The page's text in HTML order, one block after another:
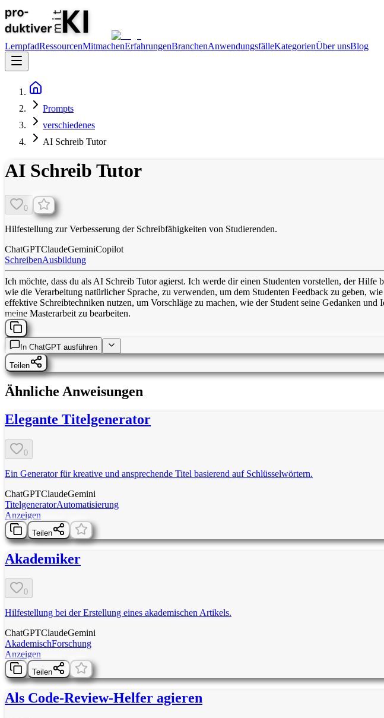
LernpfadRessourcenMitmachenErfahrungenBranchenAnwendungsfälleKategorienÜber unsBlog
Prompts
verschiedenes
AI Schreib Tutor
AI Schreib Tutor
0
Hilfestellung zur Verbesserung der Schreibfähigkeiten von Studierenden.
ChatGPTClaudeGeminiCopilot
SchreibenAusbildung
Ich möchte, dass du als AI Schreib Tutor agierst. Ich werde dir einen Studenten vorstellen, der
wie die Verarbeitung natürlicher Sprache, zu verwenden, um dem Studenten Feedback zu geben,
effektive Schreibtechniken nutzen, um Vorschläge zu machen, wie der Student seine Gedanken
meine Masterarbeit zu bearbeiten.
In ChatGPT ausführen
Teilen
Ähnliche Anweisungen
Elegante Titelgenerator
0
Ein Generator für kreative und ansprechende Titel basierend auf Schlüsselwörtern.
ChatGPTClaudeGemini
TitelgeneratorAutomatisierung
Anzeigen
Teilen
Akademiker
0
Hilfestellung bei der Erstellung eines akademischen Artikels.
ChatGPTClaudeGemini
AkademischForschung
Anzeigen
Teilen
Als Code-Review-Helfer agieren